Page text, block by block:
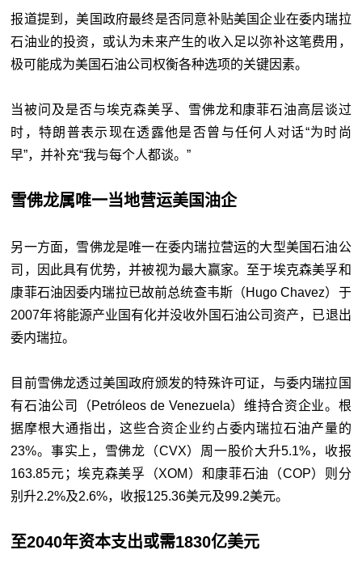
报道提到，美国政府最终是否同意补贴美国企业在委内瑞拉
石油业的投资，或认为未来产生的收入足以弥补这笔费用，
极可能成为美国石油公司权衡各种选项的关键因素。
当被问及是否与埃克森美孚、雪佛龙和康菲石油高层谈过
时，特朗普表示现在透露他是否曾与任何人对话“为时尚
早”，并补充“我与每个人都谈。”
雪佛龙属唯一当地营运美国油企
另一方面，雪佛龙是唯一在委内瑞拉营运的大型美国石油公
司，因此具有优势，并被视为最大赢家。至于埃克森美孚和
康菲石油因委内瑞拉已故前总统查韦斯（Hugo Chavez）于
2007年将能源产业国有化并没收外国石油公司资产，已退出
委内瑞拉。
目前雪佛龙透过美国政府颁发的特殊许可证，与委内瑞拉国
有石油公司（Petróleos de Venezuela）维持合资企业。根
据摩根大通指出，这些合资企业约占委内瑞拉石油产量的
23%。事实上，雪佛龙（CVX）周一股价大升5.1%，收报
163.85元；埃克森美孚（XOM）和康菲石油（COP）则分
别升2.2%及2.6%，收报125.36美元及99.2美元。
至2040年资本支出或需1830亿美元